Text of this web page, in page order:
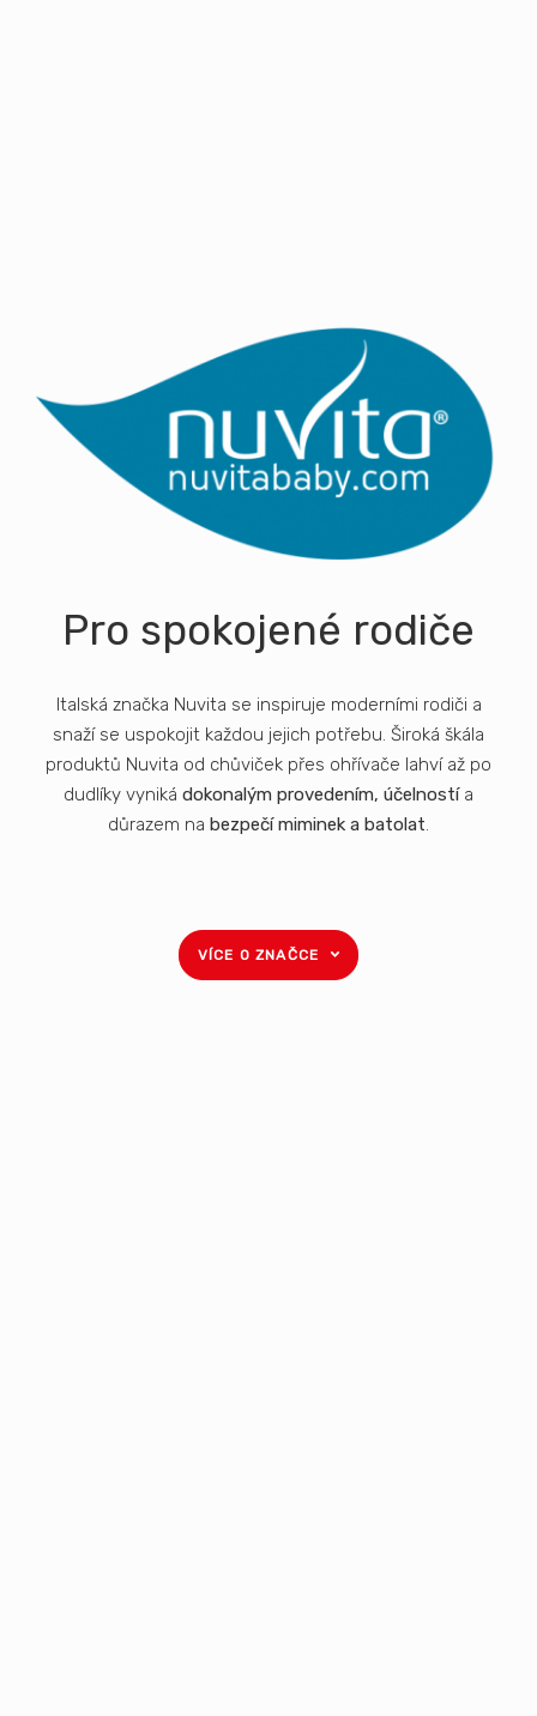
Pro spokojené rodiče
Italská značka Nuvita se inspiruje moderními rodiči a
snaží se uspokojit každou jejich potřebu. Široká škála
produktů Nuvita od chůviček přes ohřívače lahví až po
dudlíky vyniká dokonalým provedením, účelností a
důrazem na bezpečí miminek a batolat.
VÍCE O ZNAČCE